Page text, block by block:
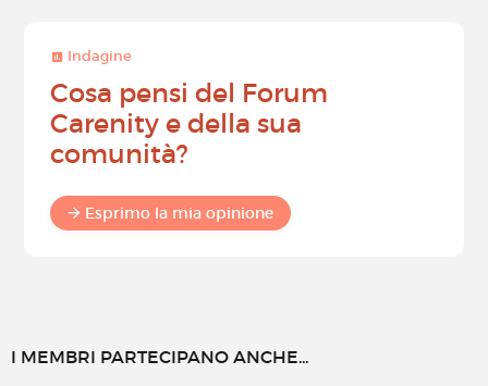
Indagine
Cosa pensi del Forum
Carenity e della sua
comunità?
Esprimo la mia opinione
I MEMBRI PARTECIPANO ANCHE...